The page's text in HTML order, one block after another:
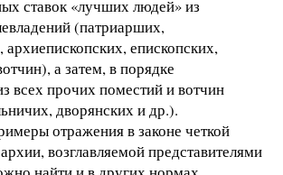
ставок «лучших людей» из
(патриарших,
епископских,
а затем, в порядке
всех прочих поместий и вотчин
дворянских и др.).
отражения в законе четкой
возглавляемой представителями